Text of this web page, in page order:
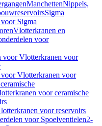
ManchettenNippels,
Sigma
Sigma
Vlotterkranen en
voor
voor Vlotterkranen voor
voor Vlotterkranen voor
voor ceramische
voor reservoirs
voor Spoelventielen2-